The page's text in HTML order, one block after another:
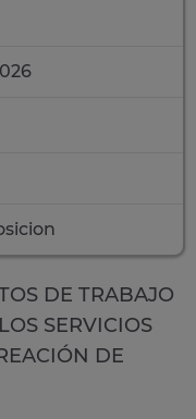
DE TRABAJO
SERVICIOS
DE